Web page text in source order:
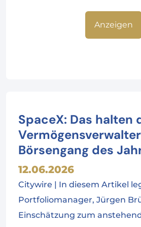
Anzeigen
SpaceX: Das halten
Börsengang des
12.06.2026
Citywire | In diesem Artikel
Portfoliomanager, Jürgen
Einschätzung zum